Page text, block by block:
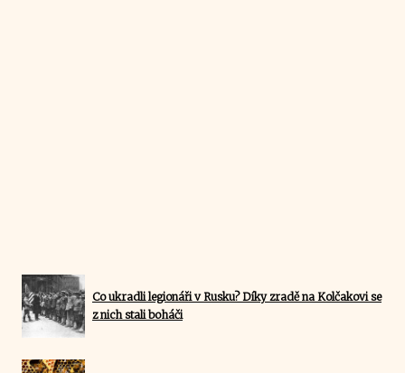
Co ukradli legionáři v Rusku? Díky zradě na Kolčakovi se
z nich stali boháči